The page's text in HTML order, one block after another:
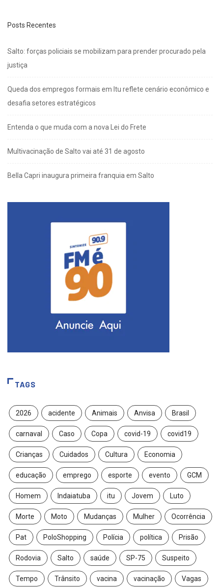
Posts Recentes
Salto: forças policiais se mobilizam para prender procurado pela
justiça
Queda dos empregos formais em Itu reflete cenário econômico e
desafia setores estratégicos
Entenda o que muda com a nova Lei do Frete
Multivacinação de Salto vai até 31 de agosto
Bella Capri inaugura primeira franquia em Salto
TAGS
2026 acidente Animais Anvisa Brasil
carnaval Caso Copa covid-19 covid19
Crianças Cuidados Cultura Economia
educação emprego esporte evento GCM
Homem Indaiatuba itu Jovem Luto
Morte Moto Mudanças Mulher Ocorrência
Pat PoloShopping Polícia política Prisão
Rodovia Salto saúde SP-75 Suspeito
Tempo Trânsito vacina vacinação Vagas